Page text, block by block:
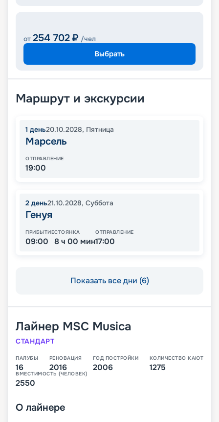
от 254 702 ₽ /чел
Выбрать
Маршрут и экскурсии
1 день20.10.2028, Пятница
Марсель
ОТПРАВЛЕНИЕ
19:00
2 день21.10.2028, Суббота
Генуя
ПРИБЫТИЕ
09:00
СТОЯНКА
8 ч 00 мин
ОТПРАВЛЕНИЕ
17:00
Показать все дни (6)
Лайнер MSC Musica
СТАНДАРТ
ПАЛУБЫ
16
РЕНОВАЦИЯ
2016
ГОД ПОСТРОЙКИ
2006
КОЛИЧЕСТВО КАЮТ
1275
ВМЕСТИМОСТЬ (ЧЕЛОВЕК)
2550
О лайнере